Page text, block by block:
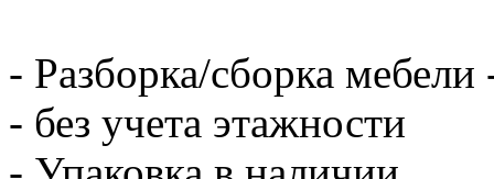
- Разборка/сборка мебели
- без учета этажности